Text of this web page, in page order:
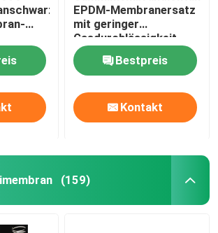
EPDM-Membranersatz
mit geringer
Gasdurchlässigkeit
Code 14
Bestpreis
Kontakt
(159)